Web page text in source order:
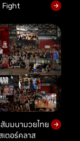
Fight
มมนามวยไทย
เตอร์คลาส